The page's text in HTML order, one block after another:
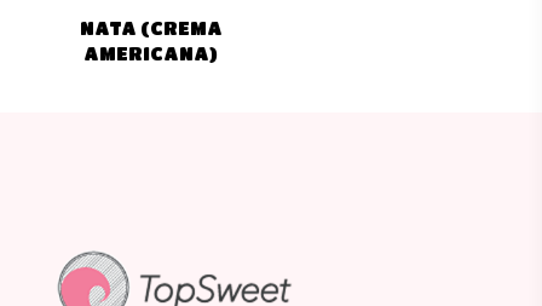
NATA (CREMA
AMERICANA)